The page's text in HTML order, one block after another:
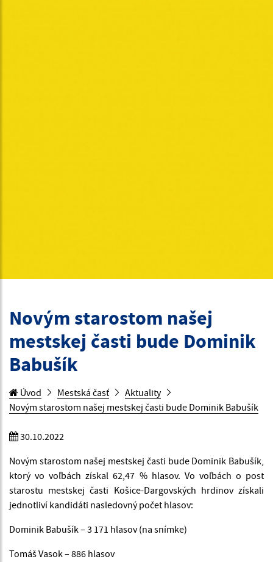
Novým starostom našej
mestskej časti bude Dominik
Babušík
Úvod Mestská časť
Aktuality
Novým starostom našej mestskej časti bude Dominik Babušík
30.10.2022
Novým starostom našej mestskej časti bude Dominik Babušík,
ktorý vo voľbách získal 62,47 % hlasov. Vo voľbách o post
starostu mestskej časti Košice-Dargovských hrdinov získali
jednotliví kandidáti nasledovný počet hlasov:
Dominik Babušík – 3 171 hlasov (na snímke)
Tomáš Vasok – 886 hlasov